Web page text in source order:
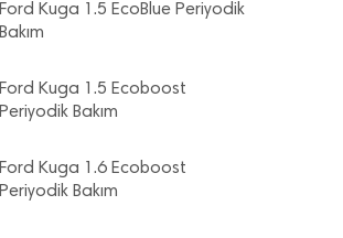
Ford Kuga 1.5 EcoBlue Periyodik
Bakım
Ford Kuga 1.5 Ecoboost
Periyodik Bakım
Ford Kuga 1.6 Ecoboost
Periyodik Bakım